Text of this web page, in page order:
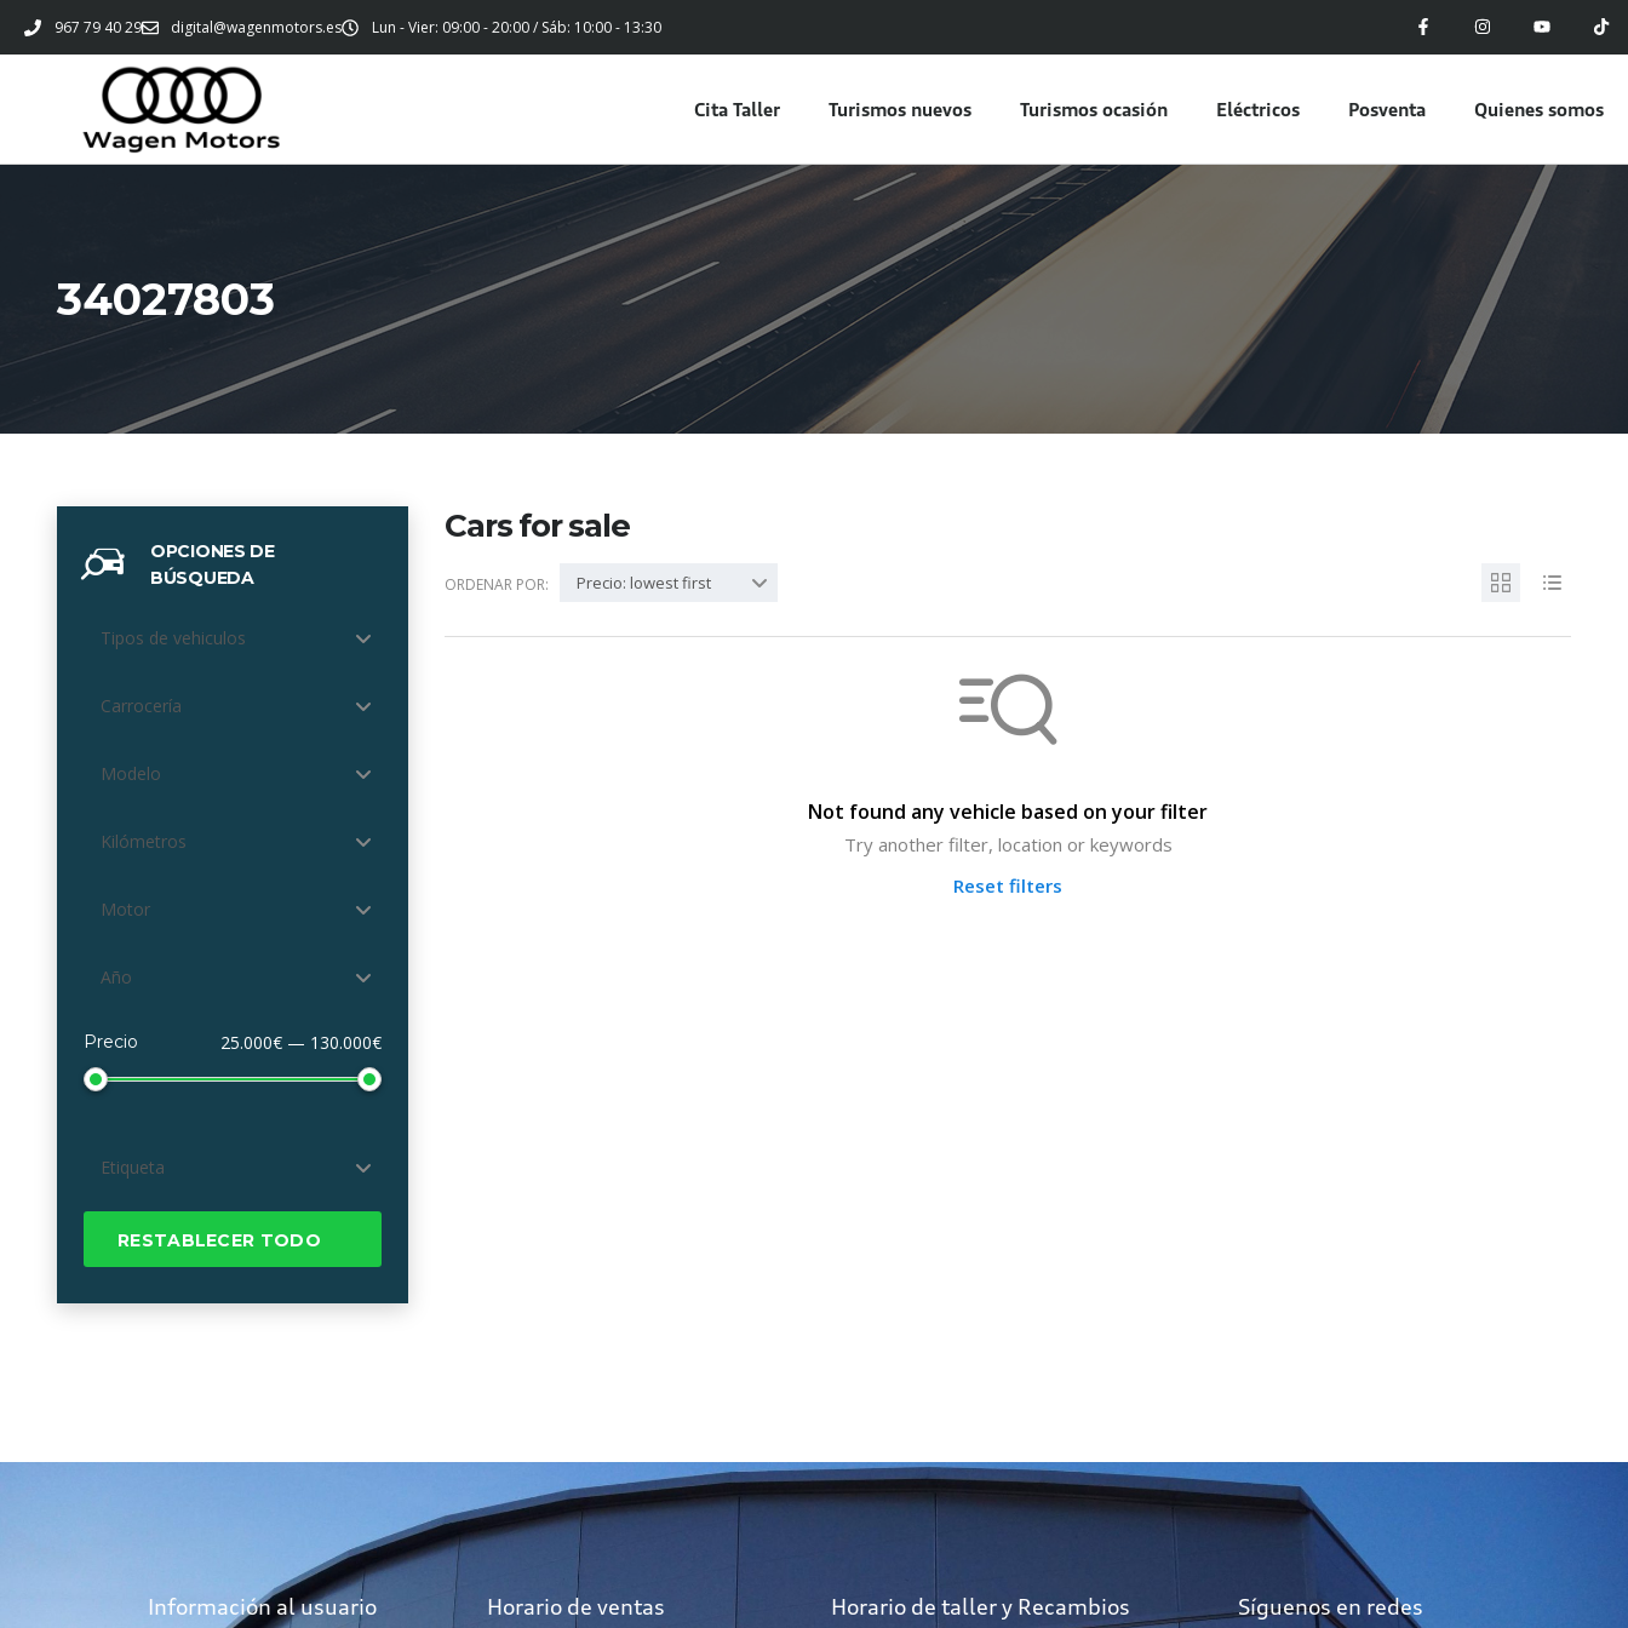
967 79 40 29 digital@wagenmotors.es Lun - Vier: 09:00 - 20:00 / Sáb: 10:00 - 13:30
Cita Taller Turismos nuevos Turismos ocasión Eléctricos Posventa Quienes somos
34027803
OPCIONES DE
BÚSQUEDA
Tipos de vehiculos
Carrocería
Modelo
Kilómetros
Motor
Año
Precio 25.000€ — 130.000€
Etiqueta
RESTABLECER TODO
Cars for sale
ORDENAR POR: Precio: lowest first
Not found any vehicle based on your filter
Try another filter, location or keywords
Reset filters
Información al usuario Horario de ventas Horario de taller y Recambios Síguenos en redes